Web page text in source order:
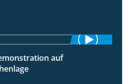
auf